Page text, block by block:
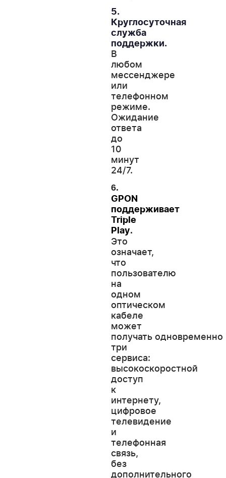
5.
Круглосуточная
служба
поддержки.
В
любом
мессенджере
или
телефонном
режиме.
Ожидание
ответа
до
10
минут
24/7.
6.
GPON
поддерживает
Triple
Play.
Это
означает,
что
пользователю
на
одном
оптическом
кабеле
может
получать одновременно
три
сервиса:
высокоскоростной
доступ
к
интернету,
цифровое
телевидение
и
телефонная
связь,
без
дополнительного